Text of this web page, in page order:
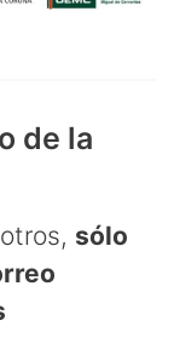
de la
sólo